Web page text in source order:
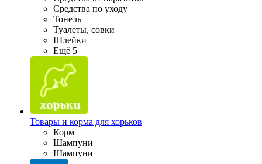
Средства по уходу
Тонель
Туалеты, совки
Шлейки
Ещё 5
Товары и корма для хорьков
Корм
Шампуни
Шампуни